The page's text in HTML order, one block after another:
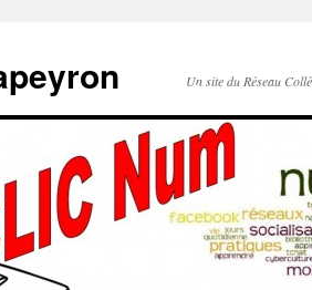
Un site du Réseau